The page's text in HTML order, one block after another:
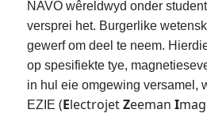
NAVO wêreldwyd onder
versprei het. Burgerlike
gewerf om deel te neem.
op spesifiekte tye,
in hul eie omgewing versamel,
EZIE(ElectrojetZeemanI